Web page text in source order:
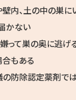
内、土の中の巣に
かない
って巣の奥に逃
もある
防除認定薬剤で